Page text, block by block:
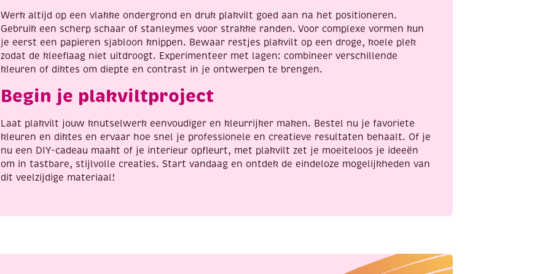
Werk altijd op een vlakke ondergrond en druk plakvilt goed aan na het positioneren.
Gebruik een scherp schaar of stanleymes voor strakke randen. Voor complexe vormen kun
je eerst een papieren sjabloon knippen. Bewaar restjes plakvilt op een droge, koele plek
zodat de kleeflaag niet uitdroogt. Experimenteer met lagen: combineer verschillende
kleuren of diktes om diepte en contrast in je ontwerpen te brengen.
Begin je plakviltproject
Laat plakvilt jouw knutselwerk eenvoudiger en kleurrijker maken. Bestel nu je favoriete
kleuren en diktes en ervaar hoe snel je professionele en creatieve resultaten behaalt. Of je
nu een DIY-cadeau maakt of je interieur opfleurt, met plakvilt zet je moeiteloos je ideeën
om in tastbare, stijlvolle creaties. Start vandaag en ontdek de eindeloze mogelijkheden van
dit veelzijdige materiaal!